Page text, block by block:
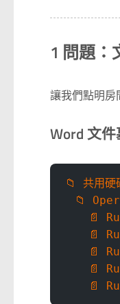
1 問題：
讓我們點明房
Word 文
📁 共用
📁
📄
📄
📄
📄
📄